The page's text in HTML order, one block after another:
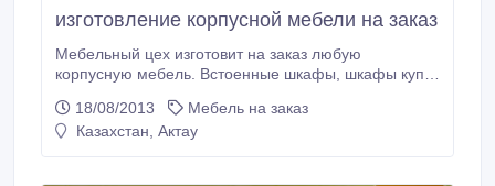
изготовление корпусной мебели на заказ
Мебельный цех изготовит на заказ любую
корпусную мебель. Встоенные шкафы, шкафы купе,
мебель, кровати, и многое другое. Качество
гарантируем. Цены умеренные! Тел. 87022899873
18/08/2013
Мебель на заказ
Казахстан, Актау